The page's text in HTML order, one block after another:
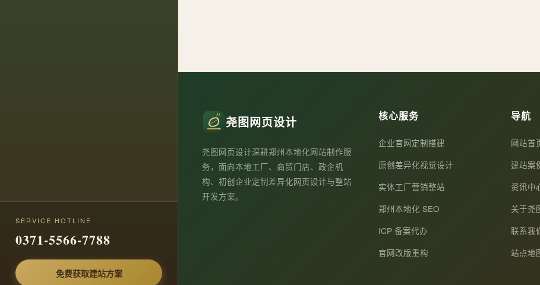
SERVICE HOTLINE
0371-5566-7788
免费获取建站方案
尧图网页设计
尧图网页设计深耕郑州本地化网站制作服
务，面向本地工厂、商贸门店、政企机
构、初创企业定制差异化网页设计与整站
开发方案。
核心服务
企业官网定制搭建
原创差异化视觉设计
实体工厂营销整站
郑州本地化 SEO
ICP 备案代办
官网改版重构
导航
网站首
建站案
资讯中
关于尧
联系我
站点地